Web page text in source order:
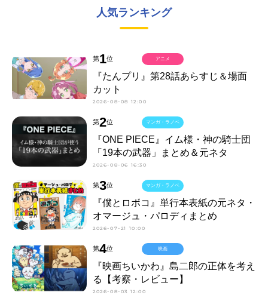
人気ランキング
第1位
『たんプリ』第28話あらすじ＆場面
カット
2026-08-08 12:00
アニメ
第2位
『ONE PIECE』イム様・神の騎士団
「19本の武器」まとめ＆元ネタ
2026-08-06 16:30
マンガ・ラノベ
第3位
『僕とロボコ』単行本表紙の元ネタ・
オマージュ・パロディまとめ
2026-07-21 10:00
マンガ・ラノベ
第4位
『映画ちいかわ』島二郎の正体を考え
る【考察・レビュー】
2026-08-03 12:00
映画